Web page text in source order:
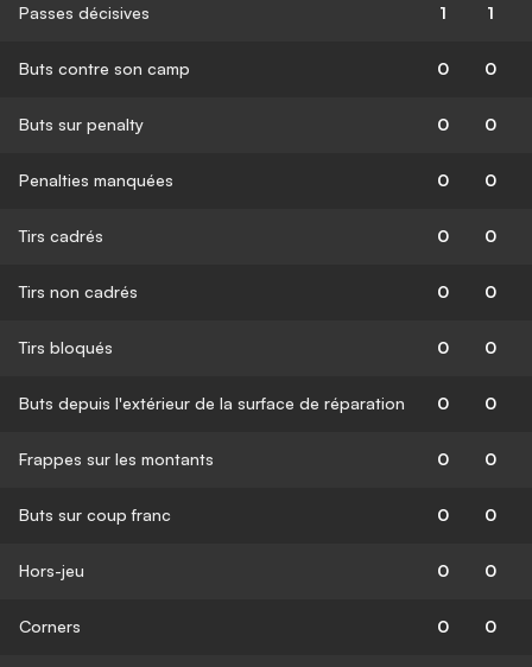
Passes décisives 1 1
Buts contre son camp 0 0
Buts sur penalty 0 0
Penalties manquées 0 0
Tirs cadrés 0 0
Tirs non cadrés 0 0
Tirs bloqués 0 0
Buts depuis l'extérieur de la surface de réparation 0 0
Frappes sur les montants 0 0
Buts sur coup franc 0 0
Hors-jeu 0 0
Corners 0 0